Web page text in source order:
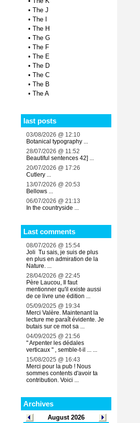
• The J
• The I
• The H
• The G
• The F
• The E
• The D
• The C
• The B
• The A
last posts
03/08/2026 @ 12:10
Botanical typography ...
28/07/2026 @ 11:52
Beautiful sentences 42] ...
20/07/2026 @ 17:26
Cutlery ...
13/07/2026 @ 20:53
Bellows ...
06/07/2026 @ 21:13
In the countryside ...
Last comments
08/07/2026 @ 15:54
Joli Tu sais, je suis de plus
en plus en admiration de la
Nature. ...
28/04/2026 @ 22:45
Père Laucou, Il faut
mentionner qu'il existe aussi
de ce livre une édition ...
05/09/2025 @ 19:34
Merci Valère. Maintenant la
lecture me paraît évidente. Je
butais sur ce mot sa ...
04/09/2025 @ 21:56
" Arpenter les dédales
verticaux " , semble-t-il ... ...
15/08/2025 @ 16:43
Merci pour la pub ! Nous
sommes contents d'avoir ta
contribution. Voici ...
Archives
August 2026